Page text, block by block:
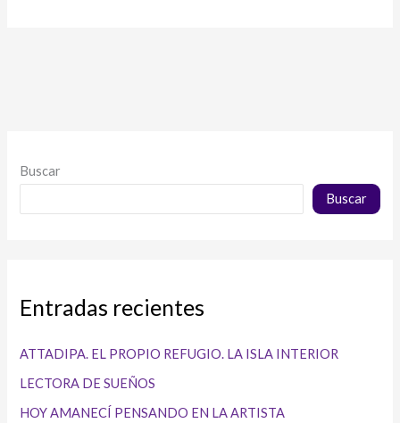
Buscar
Buscar
Entradas recientes
ATTADIPA. EL PROPIO REFUGIO. LA ISLA INTERIOR
LECTORA DE SUEÑOS
HOY AMANECÍ PENSANDO EN LA ARTISTA